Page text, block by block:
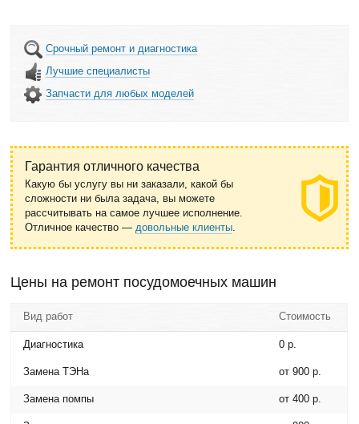
Срочный ремонт и диагностика
Лучшие специалисты
Запчасти для любых моделей
Гарантия отличного качества
Какую бы услугу вы ни заказали, какой бы
сложности ни была задача, вы можете
рассчитывать на самое лучшее исполнение.
Отличное качество —довольные клиенты.
Цены на ремонт посудомоечных машин
Вид работ Стоимость
Диагностика 0 р.
Замена ТЭНа от 900 р.
Замена помпы от 400 р.